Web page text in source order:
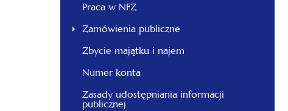
Praca w NFZ
Zamówienia publiczne
Zbycie majątku i najem
Numer konta
Zasady udostępniania informacji
publicznej